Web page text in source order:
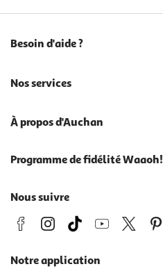
Besoin d'aide ?
Nos services
À propos d'Auchan
Programme de fidélité Waaoh!
Nous suivre
Notre application